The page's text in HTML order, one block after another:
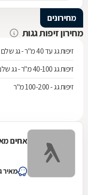
מחירונים
מחירון זיפות גגות
זיפות גג עד 40 מ"ר - גג שלם
זיפות גג 40-100 מ"ר - גג שלם
זיפות גג - 100-200 מ"ר
אחים
מאיר